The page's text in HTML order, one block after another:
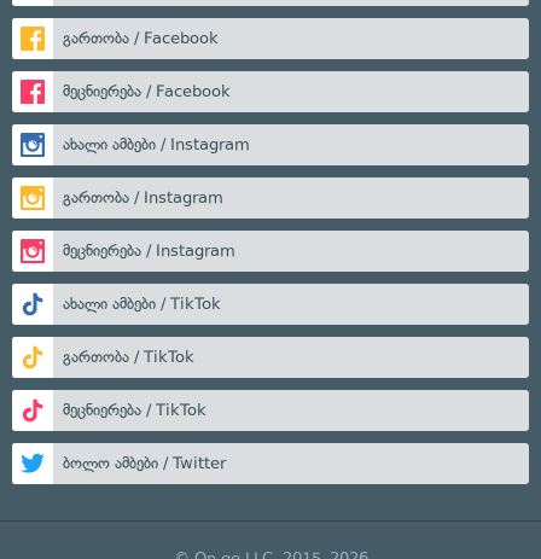
გართობა / Facebook
მეცნიერება / Facebook
ახალი ამბები / Instagram
გართობა / Instagram
მეცნიერება / Instagram
ახალი ამბები / TikTok
გართობა / TikTok
მეცნიერება / TikTok
ბოლო ამბები / Twitter